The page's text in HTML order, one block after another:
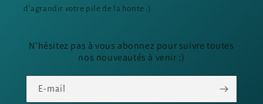
d’agrandir votre pile de la honte :)
N'hésitez pas à vous abonnez pour suivre toutes
nos nouveautés à venir :)
E-mail